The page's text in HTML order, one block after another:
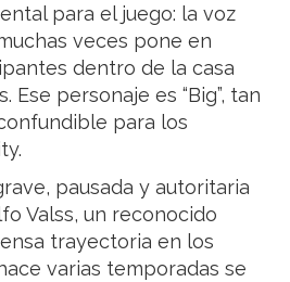
para el juego: la voz
veces pone en
dentro de la casa
Ese personaje es “Big”, tan
para los
pausada y autoritaria
Valss, un reconocido
trayectoria en los
varias temporadas se